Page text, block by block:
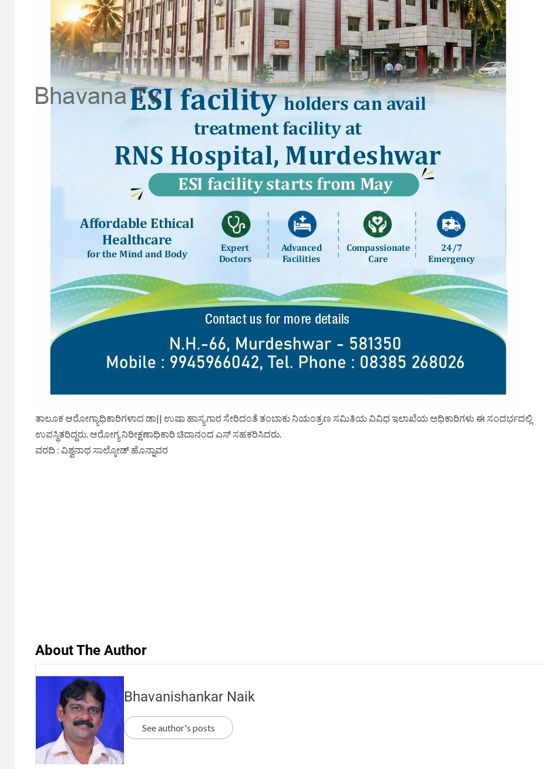
ತಾಲೂಕ ಆರೋಗ್ಯಾಧಿಕಾರಿಗಳಾದ ಡಾ|| ಉಷಾ ಹಾಸ್ಯಗಾರ ಸೇರಿದಂತೆ ತಂಬಾಕು ನಿಯಂತ್ರಣ ಸಮಿತಿಯ ವಿವಿಧ ಇಲಾಖೆಯ ಅಧಿಕಾರಿಗಳು ಈ ಸಂದರ್ಭದಲ್ಲಿ
ಉಪಸ್ಥಿತರಿದ್ದರು. ಆರೋಗ್ಯ ನಿರೀಕ್ಷಣಾಧಿಕಾರಿ ಚಿದಾನಂದ ಎಸ್ ಸಹಕರಿಸಿದರು.
ವರದಿ : ವಿಶ್ವನಾಥ ಸಾಲ್ಕೋಡ್ ಹೊನ್ನಾವರ
About The Author
Bhavanishankar Naik
See author's posts